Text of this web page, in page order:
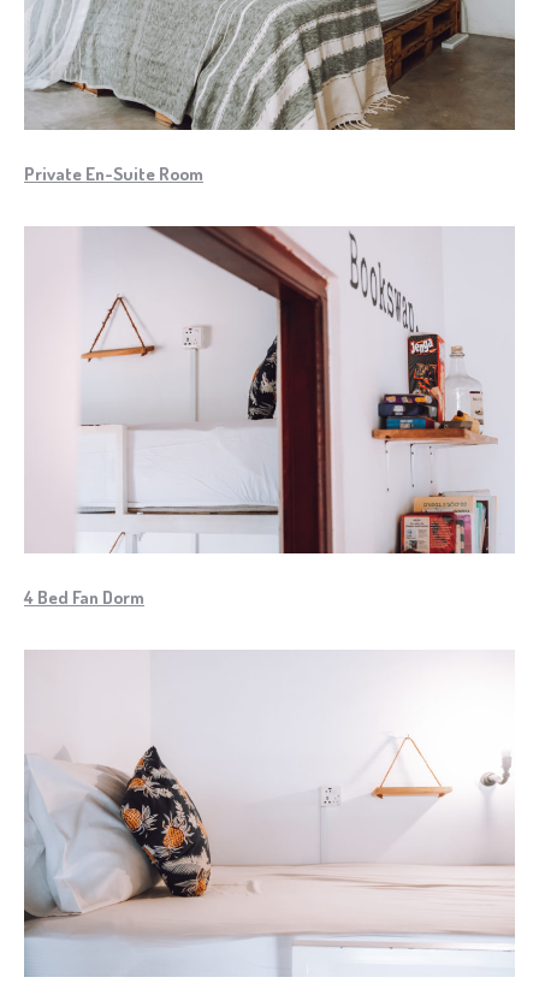
Private En-Suite Room
4 Bed Fan Dorm